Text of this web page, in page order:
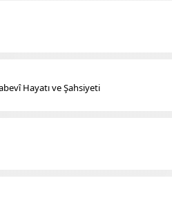
Hayatı ve Şahsiyeti